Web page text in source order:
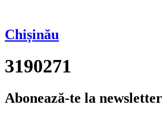
Chișinău
3190271
Abonează-te la newsletter